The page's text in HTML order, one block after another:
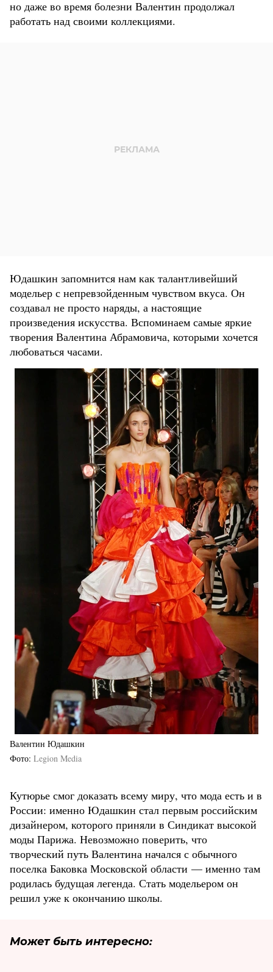
но даже во время болезни Валентин продолжал
работать над своими коллекциями.
Юдашкин запомнится нам как талантливейший
модельер с непревзойденным чувством вкуса. Он
создавал не просто наряды, а настоящие
произведения искусства. Вспоминаем самые яркие
творения Валентина Абрамовича, которыми хочется
любоваться часами.
Валентин Юдашкин
Фото Legion Media
Кутюрье смог доказать всему миру, что мода есть и в
России: именно Юдашкин стал первым российским
дизайнером, которого приняли в Синдикат высокой
моды Парижа. Невозможно поверить, что
творческий путь Валентина начался с обычного
поселка Баковка Московской области — именно там
родилась будущая легенда. Стать модельером он
решил уже к окончанию школы.
Может быть интересно: